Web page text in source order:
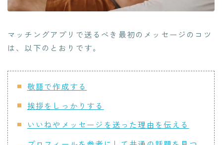
マッチングアプリで送るべき最初のメッセージのコツ
は、以下のとおりです。
敬語で作成する
挨拶をしっかりする
いいねやメッセージを送った理由を伝える